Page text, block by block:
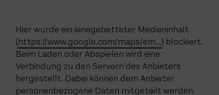
Hier wurde ein einegebetteter Medieninhalt
(https://www.google.com/maps/em...) blockiert.
Beim Laden oder Abspielen wird eine
Verbindung zu den Servern des Anbieters
hergestellt. Dabei können dem Anbieter
personenbezogene Daten mitgeteilt werden.